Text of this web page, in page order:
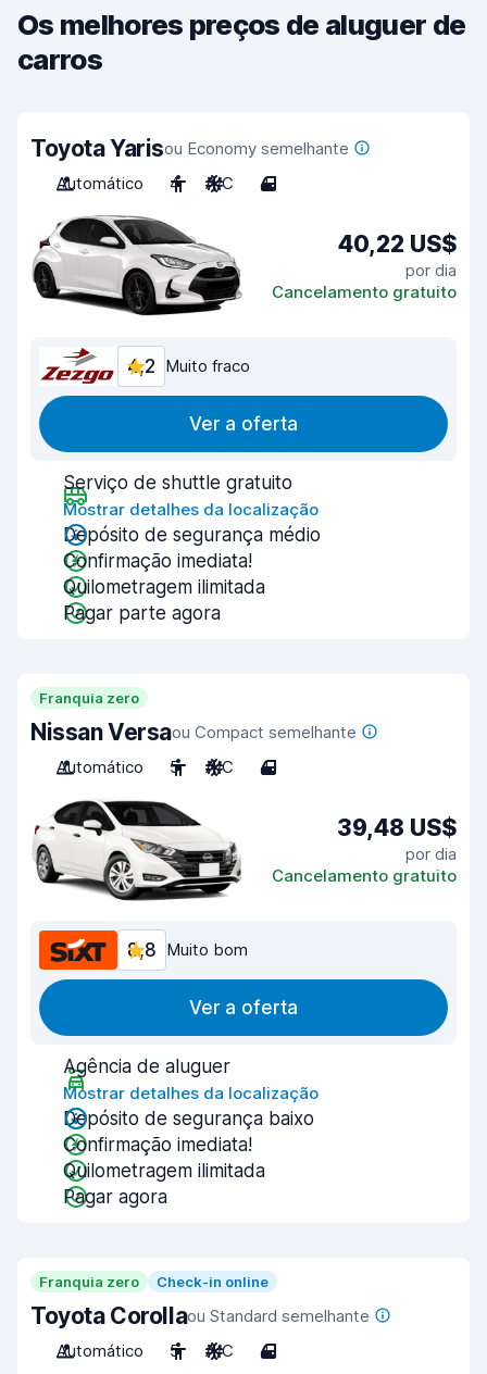
Os melhores preços de aluguer de
carros
Toyota Yarisou Economy semelhante
Automático
4 A/C 4
40,22 US$
por dia
Cancelamento gratuito
4,2 Muito fraco
Ver a oferta
Serviço de shuttle gratuito
Mostrar detalhes da localização
Depósito de segurança médio
Confirmação imediata!
Quilometragem ilimitada
Pagar parte agora
Franquia zero
Nissan Versaou Compact semelhante
Automático
5 A/C 4
39,48 US$
por dia
Cancelamento gratuito
8,8 Muito bom
Ver a oferta
Agência de aluguer
Mostrar detalhes da localização
Depósito de segurança baixo
Confirmação imediata!
Quilometragem ilimitada
Pagar agora
Franquia zero Check-in online
Toyota Corollaou Standard semelhante
Automático
5 A/C 4